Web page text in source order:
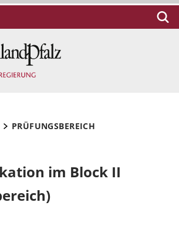
PRÜFUNGSBEREICH
im Block II